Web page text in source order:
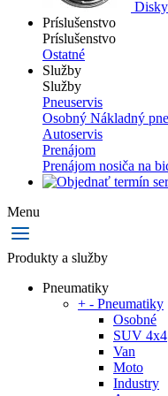
Príslušenstvo
Príslušenstvo
Ostatné
Služby
Služby
Pneuservis
Osobný Nákladný
Autoservis
Prenájom
Prenájom nosiča na
Menu
Produkty a služby
Pneumatiky
+ - Pneumatiky
Osobné
SUV 4x4
Van
Moto
Industry